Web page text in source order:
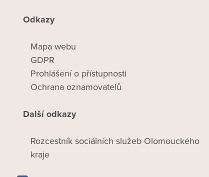
Odkazy
Mapa webu
GDPR
Prohlášení o přístupnosti
Ochrana oznamovatelů
Další odkazy
Rozcestník sociálních služeb Olomouckého
kraje